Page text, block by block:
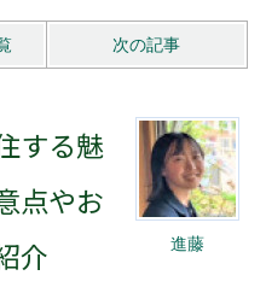
次の記事
進藤
する魅
点やお
介